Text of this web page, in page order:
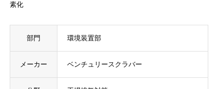
素化
部門 環境装置部
メーカー ベンチュリースクラバー